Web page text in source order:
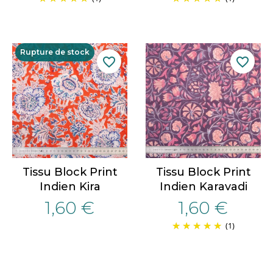
Tissu Block Print
Indien Kira
1,60 €
Rupture de stock
favorite_border
Tissu Block Print
Indien Karavadi
1,60 €
(1)
favorite_border